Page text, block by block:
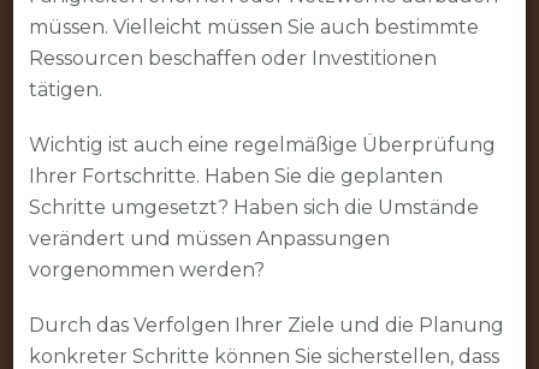
müssen. Vielleicht müssen Sie auch bestimmte
Ressourcen beschaffen oder Investitionen
tätigen.
Wichtig ist auch eine regelmäßige Überprüfung
Ihrer Fortschritte. Haben Sie die geplanten
Schritte umgesetzt? Haben sich die Umstände
verändert und müssen Anpassungen
vorgenommen werden?
Durch das Verfolgen Ihrer Ziele und die Planung
konkreter Schritte können Sie sicherstellen, dass